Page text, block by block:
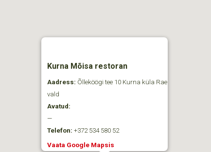
Kurna Mõisa restoran
Aadress: Õlleköögi tee 10 Kurna küla Rae
vald
Avatud:
—
Telefon: +372 534 580 52
Vaata Google Mapsis